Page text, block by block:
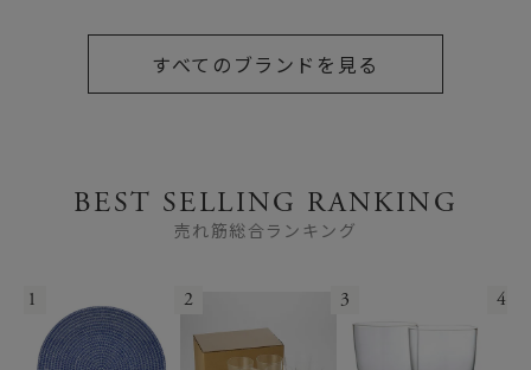
すべてのブランドを見る
BEST SELLING RANKING
売れ筋総合ランキング
1 2 3 4